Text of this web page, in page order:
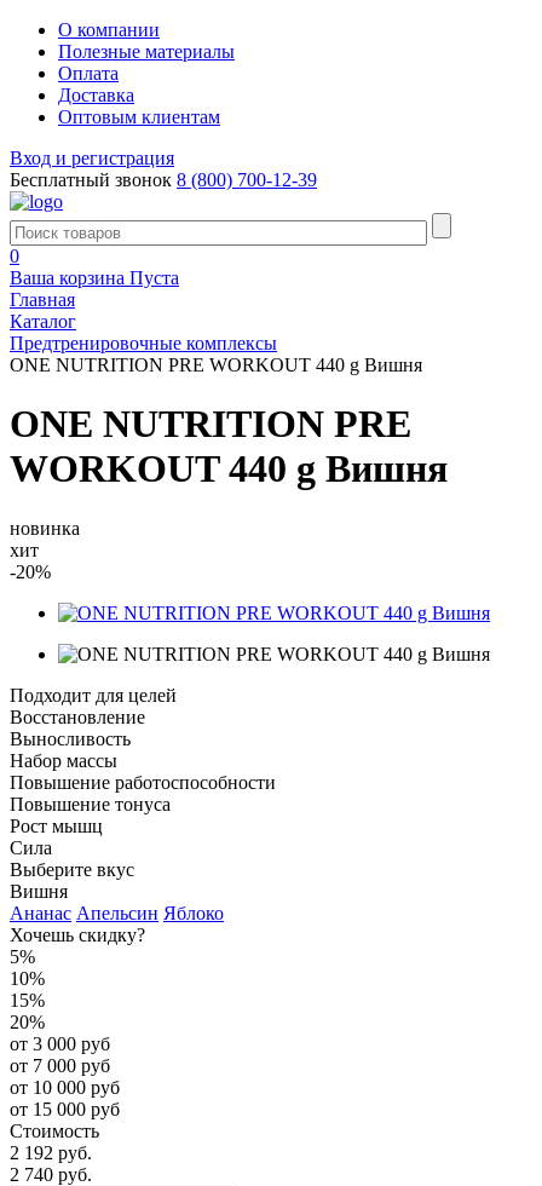
О компании
Полезные материалы
Оплата
Доставка
Оптовым клиентам
Вход и регистрация
Бесплатный звонок 8 (800) 700-12-39
0
Ваша корзина Пуста
Главная
Каталог
Предтренировочные комплексы
ONE NUTRITION PRE WORKOUT 440 g Вишня
ONE NUTRITION PRE
WORKOUT 440 g Вишня
новинка
хит
-20%
Подходит для целей
Восстановление
Выносливость
Набор массы
Повышение работоспособности
Повышение тонуса
Рост мышц
Сила
Выберите вкус
Вишня
Ананас Апельсин Яблоко
Хочешь скидку?
5%
10%
15%
20%
от 3 000 руб
от 7 000 руб
от 10 000 руб
от 15 000 руб
Стоимость
2 192 руб.
2 740 руб.